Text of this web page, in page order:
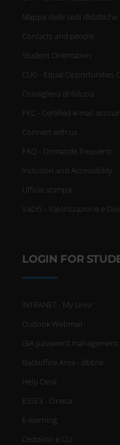
Mappa delle sedi didattiche
Contacts and people
Student Orientation
CUG - Equal Opportunities
Consigliera di fiducia
PEC - Certified e-mail
Connect with us
FAQ - Domande frequenti
Inclusion and Accessibility
Ufficio stampa
VaDiS - Valorizzazione e
LOGIN FOR
INTRANET - My Univr
Outlook Webmail
GIA password management
Backoffice Area - dbErw
Help Desk
ESSE3 - Cineca
E-learning
Cedolino e CU